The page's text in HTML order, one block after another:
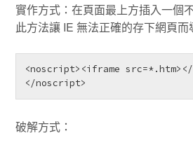
實作方式：在頁面最上方插入一個
此方法讓 IE 無法正確的存下網頁而
<noscript><iframe
破解方式：